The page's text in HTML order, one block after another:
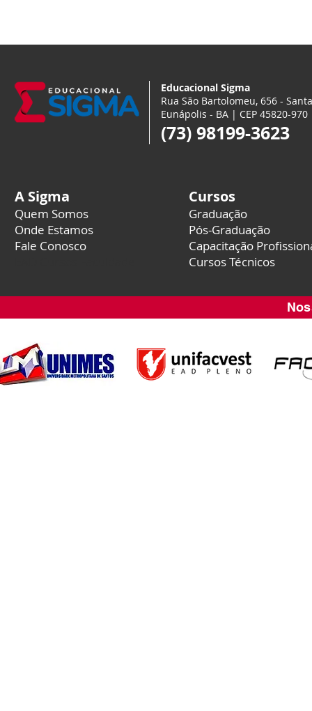
A Sigma
Quem Somos
Onde Estamos
Fale Conosco
Cursos
Graduação
Pós-Graduação
Capacitação
Cursos Técnicos
Educacional Sigma
Rua São Bartolomeu, 656 -
Eunápolis - BA | CEP 45820-970
(73) 98199-3623